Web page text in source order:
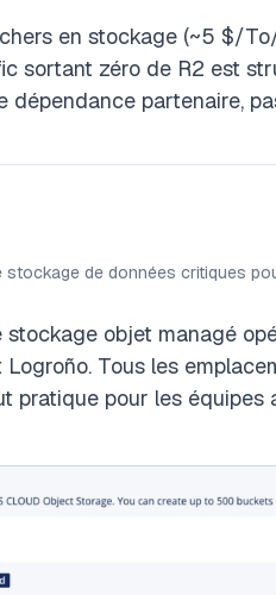
en stockage (~5 $/
sortant zéro de R2 est
dépendance partenaire,
de données critiques
stockage objet managé
Tous les
pratique pour les équipes